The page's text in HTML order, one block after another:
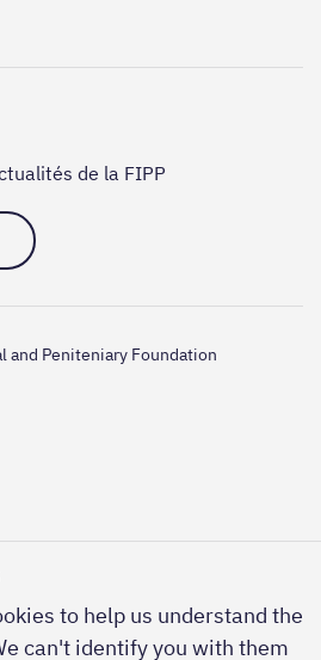
to help us understand the
can't identify you with them
de la FIPP
Peniteniary Foundation